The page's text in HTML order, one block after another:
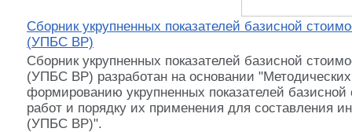
Сборник укрупненных показателей базисной
(УПБС ВР)
Сборник укрупненных показателей базисной
(УПБС ВР) разработан на основании
формированию укрупненных показателей
работ и порядку их применения для составления
(УПБС ВР)".